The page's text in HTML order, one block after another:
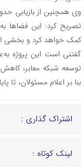
تصریح کرد: این فضاها
کمک خواهد کرد و بخشی
گفتنی است این پروژه
توسعه شبکه معابر،
بنا بر اعلام مسئولان،
اشتراک گذاری :
لینک کوتاه :